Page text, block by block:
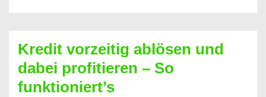
Kredit
berechnen
–
Kredit vorzeitig ablösen und
dabei profitieren – So
funktioniert’s